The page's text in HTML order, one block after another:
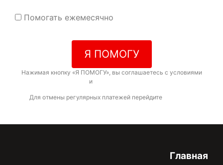
Помогать ежемесячно
Я ПОМОГУ
Нажимая кнопку «Я ПОМОГУ», вы соглашаетесь с условиями
и
Для отмены регулярных платежей перейдите
Главная